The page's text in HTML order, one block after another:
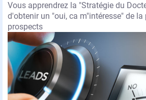
Vous apprendrez la "Stratégie du
d'obtenir un "oui, ca m"intéresse" de la
prospects